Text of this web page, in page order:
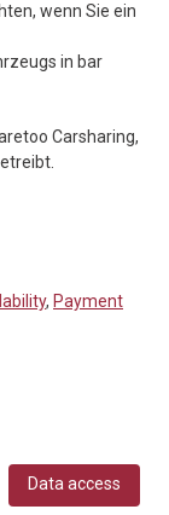
wenn Sie ein
in bar
Carsharing,
, Payment
Data access